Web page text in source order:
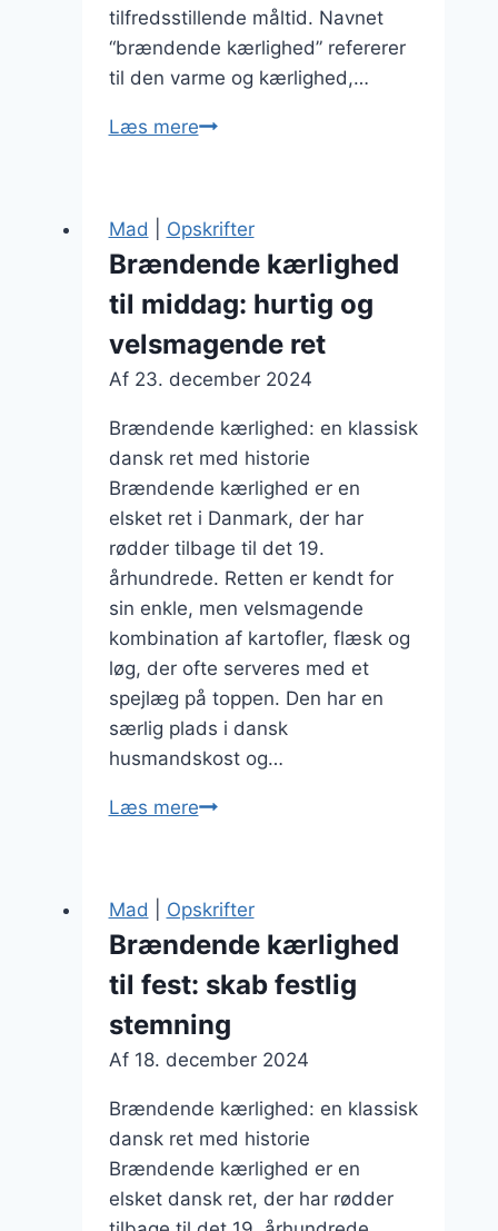
tilfredsstillende måltid. Navnet
“brændende kærlighed” refererer
til den varme og kærlighed,…
Læs mereBrændende
persille:
urter
tilføjer
liv
Mad Opskrifter
Brændende kærlighed
til middag: hurtig og
velsmagende ret
Af 23. december 2024
Brændende kærlighed: en klassisk
dansk ret med historie
Brændende kærlighed er en
elsket ret i Danmark, der har
rødder tilbage til det 19.
århundrede. Retten er kendt for
sin enkle, men velsmagende
kombination af kartofler, flæsk og
løg, der ofte serveres med et
spejlæg på toppen. Den har en
særlig plads i dansk
husmandskost og…
Læs mereBrændende
middag:
og
velsmagende
ret
Mad Opskrifter
Brændende kærlighed
til fest: skab festlig
stemning
Af 18. december 2024
Brændende kærlighed: en klassisk
dansk ret med historie
Brændende kærlighed er en
elsket dansk ret, der har rødder